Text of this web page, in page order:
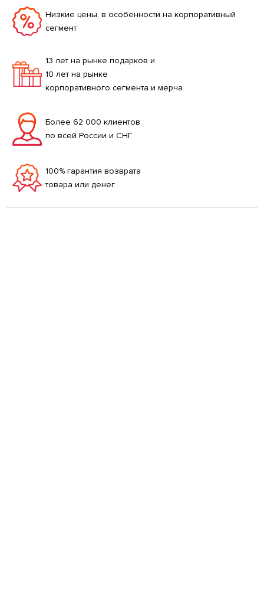
Низкие цены, в особенности на корпоративный
сегмент
13 лет на рынке подарков и
10 лет на рынке
корпоративного сегмента и мерча
Более 62 000 клиентов
по всей России и СНГ
100% гарантия возврата
товара или денег